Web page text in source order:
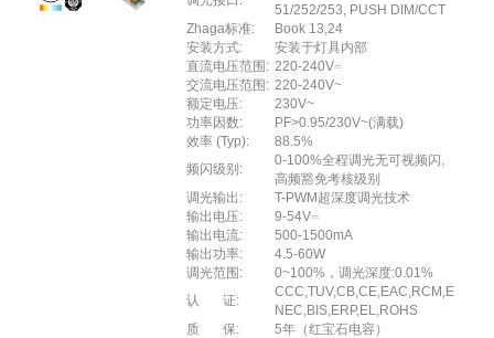
51/252/253, PUSH DIM/CCT
Zhaga标准:
Book 13,24
安装方式:
安装于灯具内部
直流电压范围: 220-240V⎓
交流电压范围: 220-240V~
额定电压:
230V~
功率因数:
PF>0.95/230V~(满载)
效率 (Typ):
88.5%
频闪级别:
0-100%全程调光无可视频闪,
高频豁免考核级别
调光输出:
T-PWM超深度调光技术
输出电压:
9-54V⎓
输出电流:
500-1500mA
输出功率:
4.5-60W
调光范围:
0~100%，调光深度:0.01%
认 证:
CCC,TUV,CB,CE,EAC,RCM,E
NEC,BIS,ERP,EL,ROHS
质 保:
5年（红宝石电容）